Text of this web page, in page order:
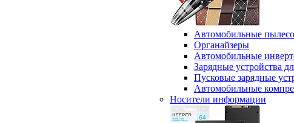
Автомобильные
Органайзеры
Автомобильные
Зарядные устройства
Пусковые зарядные
Автомобильные
Носители информации